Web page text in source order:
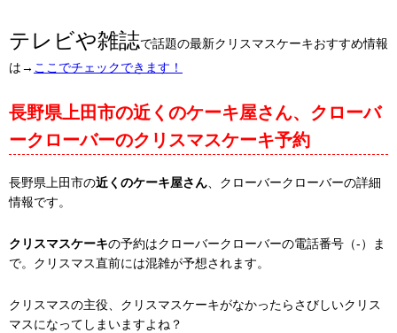
テレビや雑誌で話題の最新クリスマスケーキおすすめ情報
は→ ここでチェックできます！
長野県上田市の近くのケーキ屋さん、クローバ
ークローバーのクリスマスケーキ予約
長野県上田市の近くのケーキ屋さん 、クローバークローバーの詳細
情報です。
クリスマスケーキの予約はクローバークローバーの電話番号（-）ま
で。クリスマス直前には混雑が予想されます。
クリスマスの主役、クリスマスケーキがなかったらさびしいクリス
マスになってしまいますよね？